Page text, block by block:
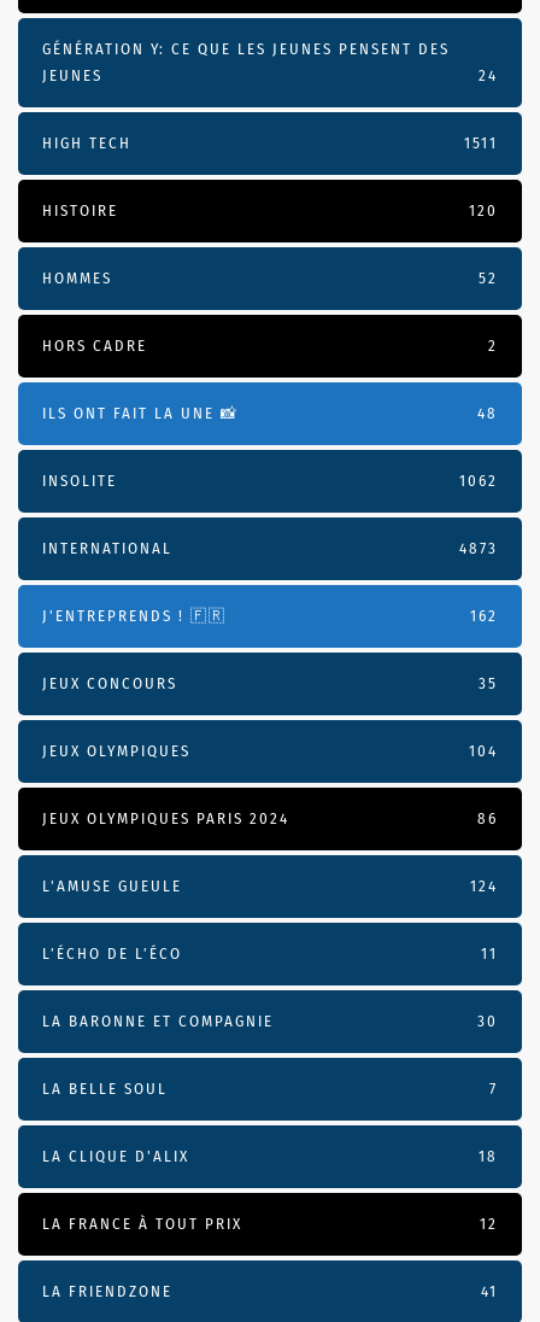
GÉNÉRATION Y: CE QUE LES JEUNES PENSENT DES
JEUNES
24
HIGH TECH 1511
HISTOIRE 120
HOMMES 52
HORS CADRE 2
ILS ONT FAIT LA UNE 📸 48
INSOLITE 1062
INTERNATIONAL 4873
J'ENTREPRENDS ! 🇫🇷 162
JEUX CONCOURS 35
JEUX OLYMPIQUES 104
JEUX OLYMPIQUES PARIS 2024 86
L'AMUSE GUEULE 124
L’ÉCHO DE L’ÉCO 11
LA BARONNE ET COMPAGNIE 30
LA BELLE SOUL 7
LA CLIQUE D'ALIX 18
LA FRANCE À TOUT PRIX 12
LA FRIENDZONE 41